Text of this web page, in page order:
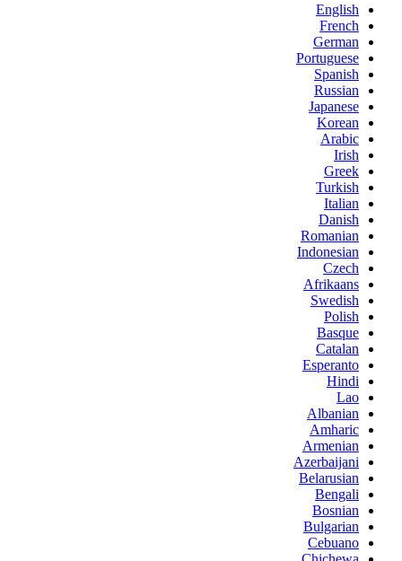
English
French
German
Portuguese
Spanish
Russian
Japanese
Korean
Arabic
Irish
Greek
Turkish
Italian
Danish
Romanian
Indonesian
Czech
Afrikaans
Swedish
Polish
Basque
Catalan
Esperanto
Hindi
Lao
Albanian
Amharic
Armenian
Azerbaijani
Belarusian
Bengali
Bosnian
Bulgarian
Cebuano